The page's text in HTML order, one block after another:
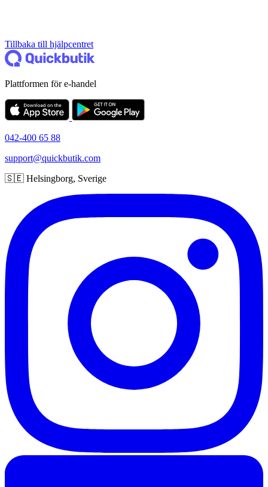
Tillbaka till hjälpcentret
Plattformen för e-handel
042-400 65 88
support@quickbutik.com
🇸🇪 Helsingborg, Sverige